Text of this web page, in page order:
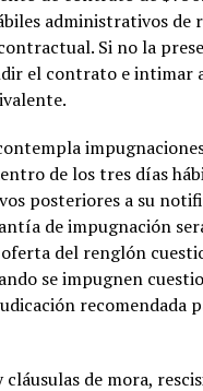
administrativos de
Si no la
el contrato e intimar
de los tres días
posteriores a su
de impugnación
del renglón
se impugnen
recomendada
cláusulas de mora,